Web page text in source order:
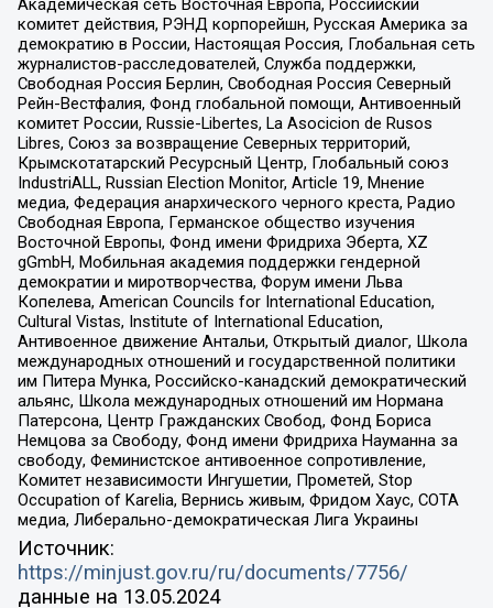
Академическая сеть Восточная Европа, Российский
комитет действия, РЭНД корпорейшн, Русская Америка за
демократию в России, Настоящая Россия, Глобальная сеть
журналистов-расследователей, Служба поддержки,
Свободная Россия Берлин, Свободная Россия Северный
Рейн-Вестфалия, Фонд глобальной помощи, Антивоенный
комитет России, Russie-Libertes, La Asocicion de Rusos
Libres, Союз за возвращение Северных территорий,
Крымскотатарский Ресурсный Центр, Глобальный союз
IndustriALL, Russian Election Monitor, Article 19, Мнение
медиа, Федерация анархического черного креста, Радио
Свободная Европа, Германское общество изучения
Восточной Европы, Фонд имени Фридриха Эберта, XZ
gGmbH, Мобильная академия поддержки гендерной
демократии и миротворчества, Форум имени Льва
Копелева, American Councils for International Education,
Cultural Vistas, Institute of International Education,
Антивоенное движение Антальи, Открытый диалог, Школа
международных отношений и государственной политики
им Питера Мунка, Российско-канадский демократический
альянс, Школа международных отношений им Нормана
Патерсона, Центр Гражданских Свобод, Фонд Бориса
Немцова за Свободу, Фонд имени Фридриха Науманна за
свободу, Феминистское антивоенное сопротивление,
Комитет независимости Ингушетии, Прометей, Stop
Occupation of Karelia, Вернись живым, Фридом Хаус, СОТА
медиа, Либерально-демократическая Лига Украины
Источник:
https://minjust.gov.ru/ru/documents/7756/
данные на 13.05.2024